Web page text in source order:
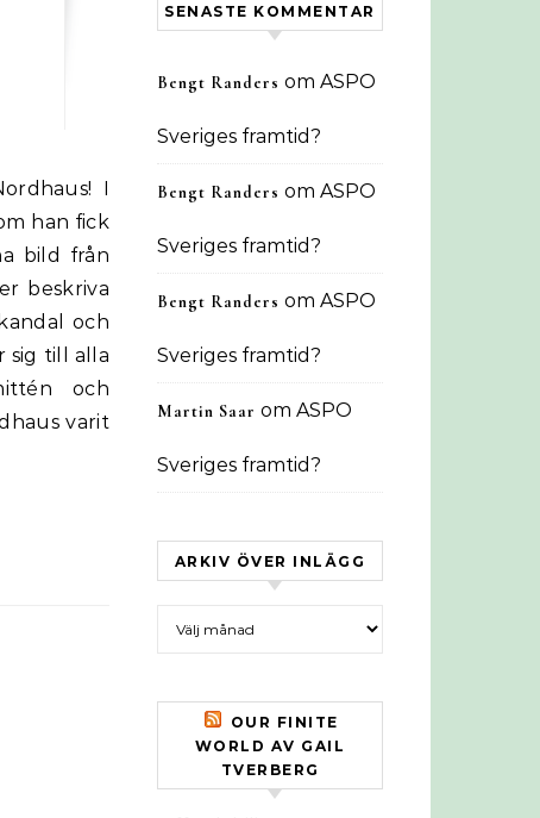
han fick
bild från
beskriva
och
sig till alla
och
varit
SENASTE KOMMENTAR
Bengt Randers om ASPO
Sveriges framtid?
Bengt Randers om ASPO
Sveriges framtid?
Bengt Randers om ASPO
Sveriges framtid?
Martin Saar om ASPO
Sveriges framtid?
ARKIV ÖVER INLÄGG
OUR FINITE
WORLD AV GAIL
TVERBERG